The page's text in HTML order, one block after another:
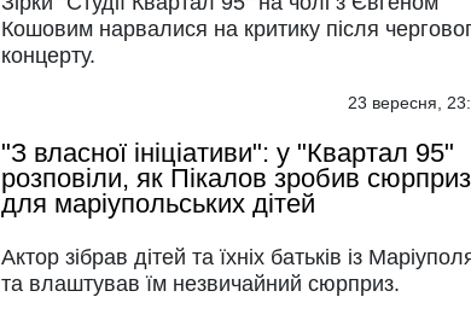
Кошовим нарвалися на критику після
концерту.
23 вересня,
"З власної ініціативи": у "Квартал 95"
розповіли, як Пікалов зробив сюрприз
для маріупольських дітей
Актор зібрав дітей та їхніх батьків із
та влаштував їм незвичайний сюрприз.